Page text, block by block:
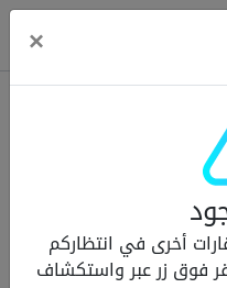
Modern
×
أخرى في انتظاركم
فوق زر عبر واستكشاف